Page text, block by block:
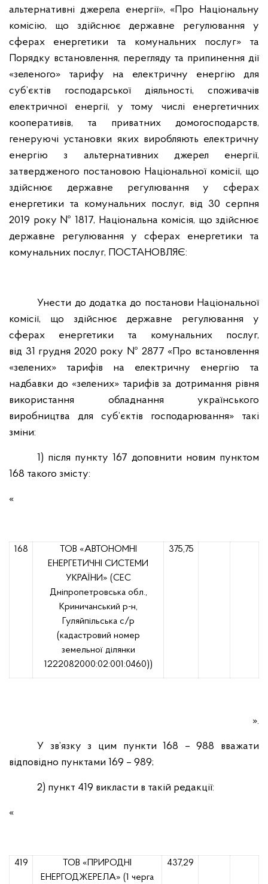
альтернативні джерела енергії», «Про Національну
комісію, що здійснює державне регулювання у
сферах енергетики та комунальних послуг» та
Порядку встановлення, перегляду та припинення дії
«зеленого» тарифу на електричну енергію для
суб’єктів господарської діяльності, споживачів
електричної енергії, у тому числі енергетичних
кооперативів, та приватних домогосподарств,
генеруючі установки яких виробляють електричну
енергію з альтернативних джерел енергії,
затвердженого постановою Національної комісії, що
здійснює державне регулювання у сферах
енергетики та комунальних послуг, від 30 серпня
2019 року № 1817, Національна комісія, що здійснює
державне регулювання у сферах енергетики та
комунальних послуг, ПОСТАНОВЛЯЄ:
Унести до додатка до постанови Національної
комісії, що здійснює державне регулювання у
сферах енергетики та комунальних послуг,
від 31 грудня 2020 року № 2877 «Про встановлення
«зелених» тарифів на електричну енергію та
надбавки до «зелених» тарифів за дотримання рівня
використання обладнання українського
виробництва для суб’єктів господарювання» такі
зміни:
1) після пункту 167 доповнити новим пунктом
168 такого змісту:
«
168
ТОВ «АВТОНОМНІ
ЕНЕРГЕТИЧНІ СИСТЕМИ
УКРАЇНИ» (СЕС
Дніпропетровська обл.,
Криничанський р-н,
Гуляйпільська с/р
(кадастровий номер
земельної ділянки
1222082000:02:001:0460))
375,75
».
У зв’язку з цим пункти 168 – 988 вважати
відповідно пунктами 169 – 989;
2) пункт 419 викласти в такій редакції:
«
419
ТОВ «ПРИРОДНІ
ЕНЕРГОДЖЕРЕЛА» (1 черга
437,29